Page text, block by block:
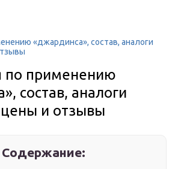
«джардинса», состав, аналоги
по применению
состав, аналоги
цены и отзывы
Содержание: